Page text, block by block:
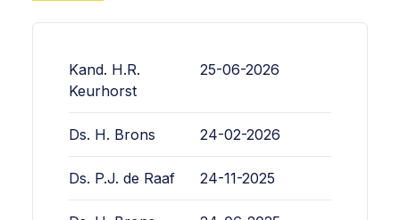
Kand. H.R.
Keurhorst
25-06-2026
Ds. H. Brons 24-02-2026
Ds. P.J. de Raaf 24-11-2025